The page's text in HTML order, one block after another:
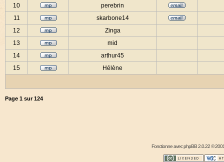
10
perebrin
11
skarbone14
12
Zinga
13
mid
14
arthur45
15
Hélène
Page 1 sur124
Fonctionne avecphpBB2.0.22 ©